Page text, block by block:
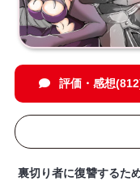
評価・感想
裏切り者に復讐するた